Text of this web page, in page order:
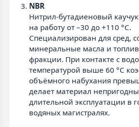
NBR
Нитрил-бутадиеновый
на работу от –30 до +110 °С.
Специализирован для сред,
минеральные масла и
фракции. При контакте с
температурой выше 60 °С
объёмного набухания
делает материал
длительной эксплуатации в
водяных магистралях.